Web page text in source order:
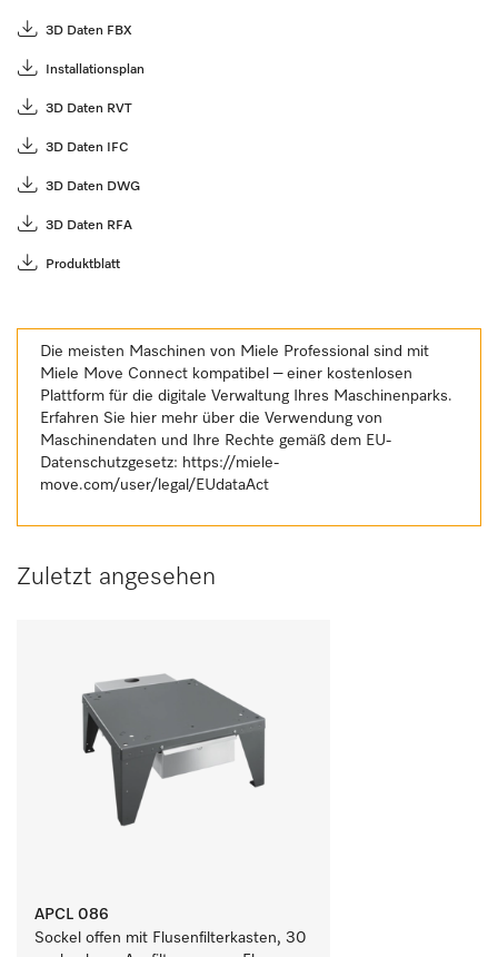
3D Daten FBX
Installationsplan
3D Daten RVT
3D Daten IFC
3D Daten DWG
3D Daten RFA
Produktblatt
Die meisten Maschinen von Miele Professional sind mit
Miele Move Connect kompatibel – einer kostenlosen
Plattform für die digitale Verwaltung Ihres Maschinenparks.
Erfahren Sie hier mehr über die Verwendung von
Maschinendaten und Ihre Rechte gemäß dem EU-
Datenschutzgesetz: https://miele-
move.com/user/legal/EUdataAct
Zuletzt angesehen
APCL 086
Sockel offen mit Flusenfilterkasten, 30